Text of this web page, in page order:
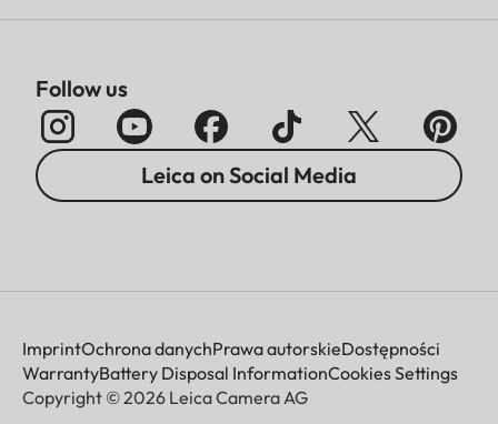
Follow us
Leica on Social Media
ImprintOchrona danychPrawa autorskieDostępności
WarrantyBattery Disposal InformationCookies Settings
Copyright © 2026 Leica Camera AG